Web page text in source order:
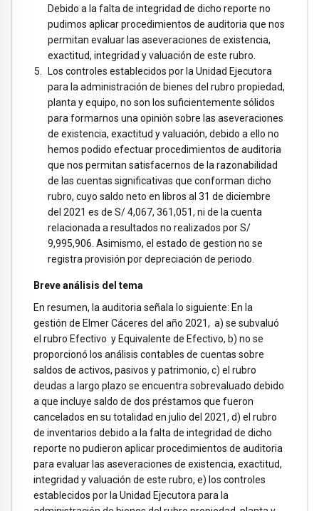
Debido a la falta de integridad de dicho reporte no
pudimos aplicar procedimientos de auditoria que nos
permitan evaluar las aseveraciones de existencia,
exactitud, integridad y valuación de este rubro.
Los controles establecidos por la Unidad Ejecutora
para la administración de bienes del rubro propiedad,
planta y equipo, no son los suficientemente sólidos
para formarnos una opinión sobre las aseveraciones
de existencia, exactitud y valuación, debido a ello no
hemos podido efectuar procedimientos de auditoria
que nos permitan satisfacernos de la razonabilidad
de las cuentas significativas que conforman dicho
rubro, cuyo saldo neto en libros al 31 de diciembre
del 2021 es de S/ 4,067, 361,051, ni de la cuenta
relacionada a resultados no realizados por S/
9,995,906. Asimismo, el estado de gestion no se
registra provisión por depreciación de periodo.
Breve análisis del tema
En resumen, la auditoria señala lo siguiente: En la
gestión de Elmer Cáceres del año 2021, a) se subvaluó
el rubro Efectivo y Equivalente de Efectivo, b) no se
proporcionó los análisis contables de cuentas sobre
saldos de activos, pasivos y patrimonio, c) el rubro
deudas a largo plazo se encuentra sobrevaluado debido
a que incluye saldo de dos préstamos que fueron
cancelados en su totalidad en julio del 2021, d) el rubro
de inventarios debido a la falta de integridad de dicho
reporte no pudieron aplicar procedimientos de auditoria
para evaluar las aseveraciones de existencia, exactitud,
integridad y valuación de este rubro, e) los controles
establecidos por la Unidad Ejecutora para la